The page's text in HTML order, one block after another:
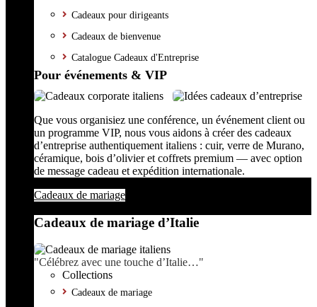
Cadeaux pour dirigeants
Cadeaux de bienvenue
Catalogue Cadeaux d'Entreprise
Pour événements & VIP
Que vous organisiez une conférence, un événement client ou
un programme VIP, nous vous aidons à créer des cadeaux
d’entreprise authentiquement italiens : cuir, verre de Murano,
céramique, bois d’olivier et coffrets premium — avec option
de message cadeau et expédition internationale.
Cadeaux de mariage
Cadeaux de mariage d’Italie
"Célébrez avec une touche d’Italie…"
Collections
Cadeaux de mariage